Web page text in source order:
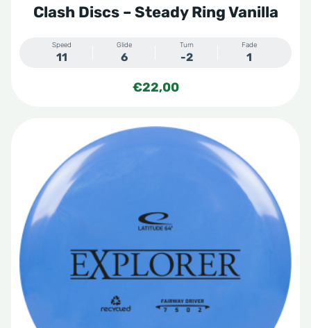
Clash Discs – Steady Ring Vanilla
Speed
11
Glide
6
Turn
-2
Fade
1
€22,00
heeft
meerdere
variaties.
Deze
optie
kan
gekozen